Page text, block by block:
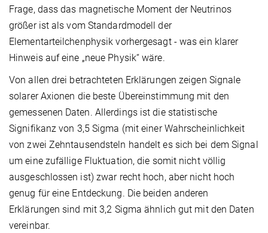
Frage, dass das magnetische Moment der Neutrinos
größer ist als vom Standardmodell der
Elementarteilchenphysik vorhergesagt - was ein klarer
Hinweis auf eine „neue Physik“ wäre.
Von allen drei betrachteten Erklärungen zeigen Signale
solarer Axionen die beste Übereinstimmung mit den
gemessenen Daten. Allerdings ist die statistische
Signifikanz von 3,5 Sigma (mit einer Wahrscheinlichkeit
von zwei Zehntausendsteln handelt es sich bei dem Signal
um eine zufällige Fluktuation, die somit nicht völlig
ausgeschlossen ist) zwar recht hoch, aber nicht hoch
genug für eine Entdeckung. Die beiden anderen
Erklärungen sind mit 3,2 Sigma ähnlich gut mit den Daten
vereinbar.